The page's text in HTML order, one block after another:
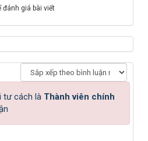
đánh giá bài viết
tư cách là Thành viên chính